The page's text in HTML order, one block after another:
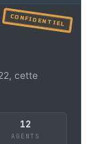
CONFIDENTIEL
cette
12
AGENTS